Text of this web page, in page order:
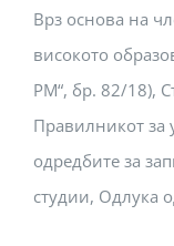
Врз основа на
високото
РМ“, бр. 82/18),
Правилникот за
одредбите за
студии, Одлука